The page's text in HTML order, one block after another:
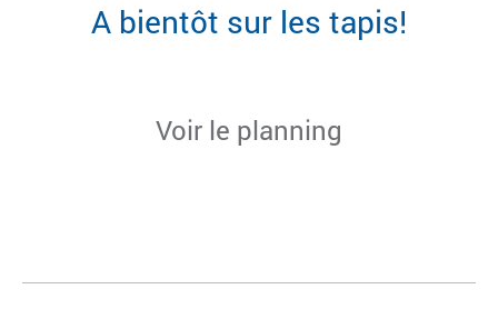
A bientôt sur les tapis!
Voir le planning